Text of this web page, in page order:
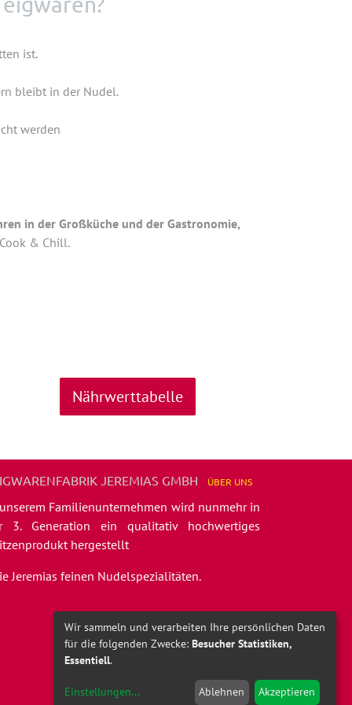
ist.
bleibt in der Nudel.
werden
und der Gastronomie,
& Chill.
Nährwerttabelle
JEREMIAS GMBH ÜBER UNS
Familienunternehmen wird nunmehr in
3. Generation ein qualitativ hochwertiges
hergestellt
Jeremias feinen Nudelspezialitäten.
Wir sammeln und verarbeiten Ihre persönlichen Daten
für die folgenden Zwecke: Besucher Statistiken,
Essentiell.
Einstellungen... Ablehnen Akzeptieren